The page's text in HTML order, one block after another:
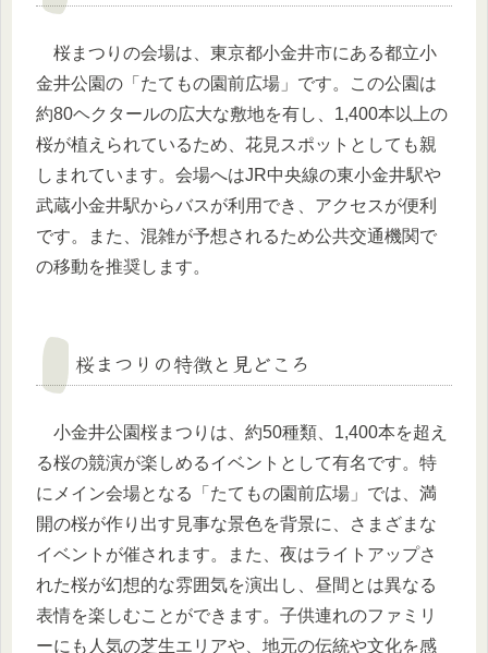
桜まつりの会場は、東京都小金井市にある都立小
金井公園の「たてもの園前広場」です。この公園は
約80ヘクタールの広大な敷地を有し、1,400本以上の
桜が植えられているため、花見スポットとしても親
しまれています。会場へはJR中央線の東小金井駅や
武蔵小金井駅からバスが利用でき、アクセスが便利
です。また、混雑が予想されるため公共交通機関で
の移動を推奨します。
桜まつりの特徴と見どころ
小金井公園桜まつりは、約50種類、1,400本を超え
る桜の競演が楽しめるイベントとして有名です。特
にメイン会場となる「たてもの園前広場」では、満
開の桜が作り出す見事な景色を背景に、さまざまな
イベントが催されます。また、夜はライトアップさ
れた桜が幻想的な雰囲気を演出し、昼間とは異なる
表情を楽しむことができます。子供連れのファミリ
ーにも人気の芝生エリアや、地元の伝統や文化を感